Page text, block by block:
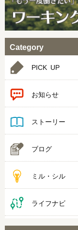
Category
PICK UP
お知らせ
ストーリー
ブログ
ミル・シル
ライフナビ